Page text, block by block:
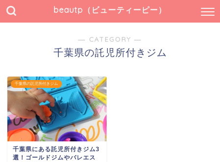
beautp（ビューティーピー）
― CATEGORY ―
千葉県の託児所付きジム
千葉県の託児所付きジム
千葉県にある託児所付きジム3
選！ゴールドジムやバレエス